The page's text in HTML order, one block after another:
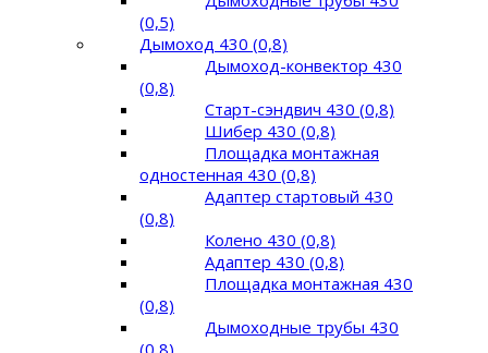
(0,5)
Дымоход 430 (0,8)
Дымоход-конвектор 430
(0,8)
Старт-сэндвич 430 (0,8)
Шибер 430 (0,8)
Площадка монтажная
одностенная 430 (0,8)
Адаптер стартовый 430
(0,8)
Колено 430 (0,8)
Адаптер 430 (0,8)
Площадка монтажная 430
(0,8)
Дымоходные трубы 430
(0,8)